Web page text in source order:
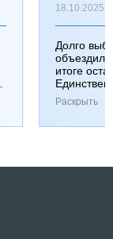
18.10.2025
Долго
итоге
Раскрыть